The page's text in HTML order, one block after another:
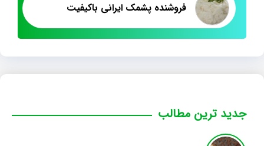
فروشنده پشمک ایرانی باکیفیت
جدید ترین مطالب